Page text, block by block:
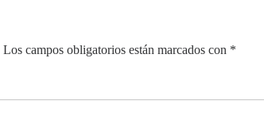
Los campos obligatorios están marcados con *